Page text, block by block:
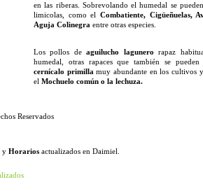
en las riberas. Sobrevolando el humedal se
limicolas, como el Combatiente, Cigüeñuelas,
Aguja Colinegra entre otras especies.
Los pollos deaguilucho lagunerorapaz
humedal, otras rapaces que también se
cernícalo primilla muy abundante en los cultivos
el Mochuelo común o la lechuza.
Reservados
y Horarios actualizados en Daimiel.